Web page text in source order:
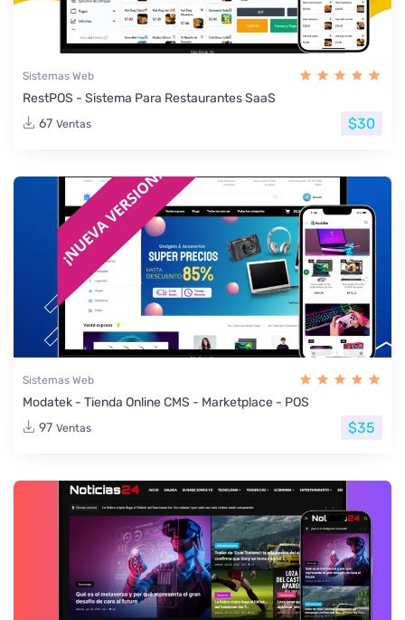
Sistemas Web
RestPOS - Sistema Para Restaurantes SaaS
67 Ventas $30
Sistemas Web
Modatek - Tienda Online CMS - Marketplace - POS
97 Ventas $35